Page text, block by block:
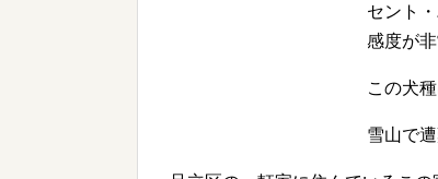
セント
感度が
この犬
雪山で